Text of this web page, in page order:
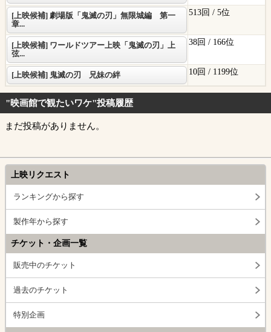
[上映候補] 劇場版「鬼滅の刃」無限城編 第一
章...
513回 / 5位
[上映候補] ワールドツアー上映「鬼滅の刃」上
弦...
38回 / 166位
[上映候補] 鬼滅の刃 兄妹の絆 10回 / 1199位
"映画館で観たいワケ"投稿履歴
まだ投稿がありません。
上映リクエスト
ランキングから探す
製作年から探す
チケット・企画一覧
販売中のチケット
過去のチケット
特別企画